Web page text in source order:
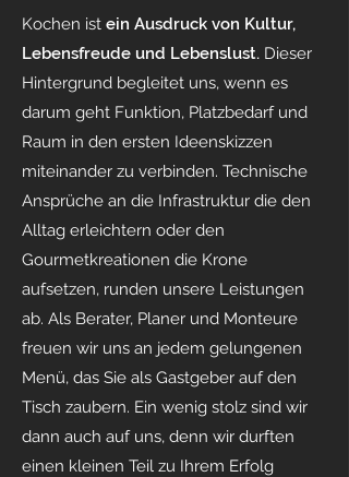
Kochen ist ein Ausdruck von Kultur,
Lebensfreude und Lebenslust. Dieser
Hintergrund begleitet uns, wenn es
darum geht Funktion, Platzbedarf und
Raum in den ersten Ideenskizzen
miteinander zu verbinden. Technische
Ansprüche an die Infrastruktur die den
Alltag erleichtern oder den
Gourmetkreationen die Krone
aufsetzen, runden unsere Leistungen
ab. Als Berater, Planer und Monteure
freuen wir uns an jedem gelungenen
Menü, das Sie als Gastgeber auf den
Tisch zaubern. Ein wenig stolz sind wir
dann auch auf uns, denn wir durften
einen kleinen Teil zu Ihrem Erfolg